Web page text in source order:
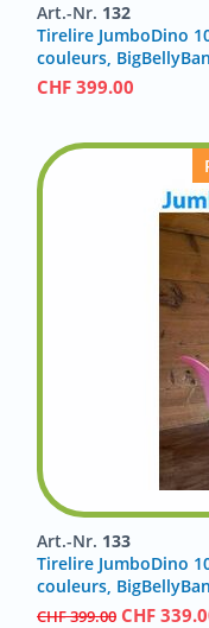
Art.-Nr. 132
Tirelire JumboDino
couleurs,
CHF 399.00
Art.-Nr. 133
Tirelire JumboDino
couleurs,
CHF399.00 CHF